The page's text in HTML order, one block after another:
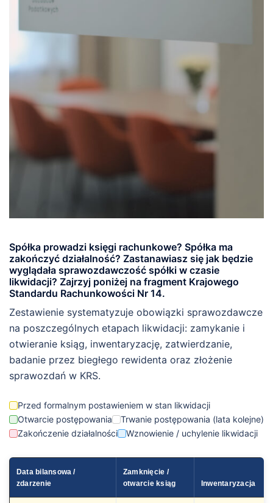
Spółka prowadzi księgi rachunkowe? Spółka ma
zakończyć działalność? Zastanawiasz się jak będzie
wyglądała sprawozdawczość spółki w czasie
likwidacji? Zajrzyj poniżej na fragment Krajowego
Standardu Rachunkowości Nr 14.
Zestawienie systematyzuje obowiązki sprawozdawcze
na poszczególnych etapach likwidacji: zamykanie i
otwieranie ksiąg, inwentaryzację, zatwierdzanie,
badanie przez biegłego rewidenta oraz złożenie
sprawozdań w KRS.
Przed formalnym postawieniem w stan likwidacji
Otwarcie postępowania
Trwanie postępowania (lata kolejne)
Zakończenie działalności
Wznowienie / uchylenie likwidacji
Data bilansowa /
zdarzenie
Zamknięcie /
otwarcie ksiąg
Inwentaryzacja